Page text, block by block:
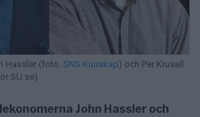
Hassler (foto: SNS Kunskap) och Per Krusell
SU.se)
John Hassler och